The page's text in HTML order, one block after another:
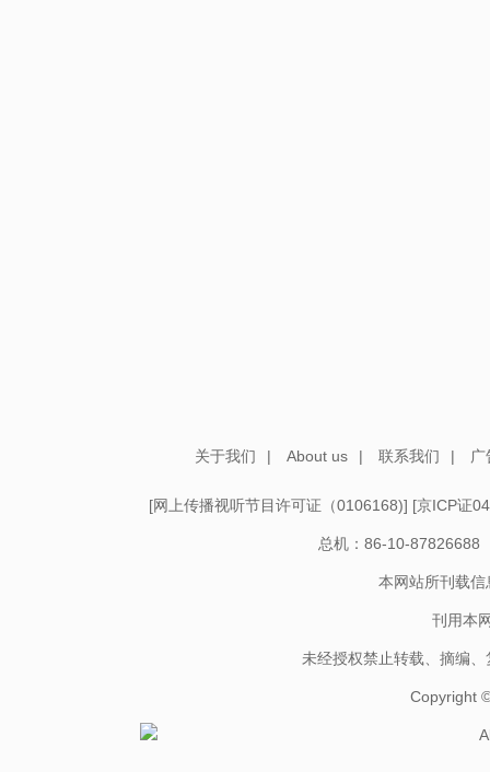
关于我们 | About us | 联系我们 |
[网上传播视听节目许可证（0106168)] [京ICP证
总机：86-10-87826688
本网站所刊载
刊用本
未经授权禁止转载、摘编
Copyright